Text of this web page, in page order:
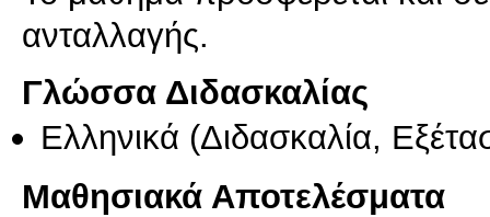
ανταλλαγής.
Γλώσσα Διδασκαλίας
Ελληνικά (Διδασκαλία,
Μαθησιακά Αποτελέσματα